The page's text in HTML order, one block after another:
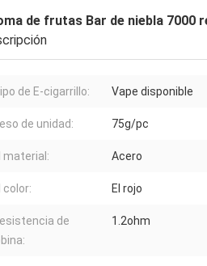
de frutas Bar de niebla 7000
de E-cigarrillo: Vape disponible
de unidad: 75g/pc
material: Acero
color: El rojo
de
1.2ohm